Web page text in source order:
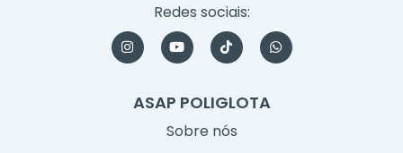
Redes sociais:
I
n
s
g
Y
o
u
b
T
i
k
k
W
h
a
ASAP POLIGLOTA
Sobre nós